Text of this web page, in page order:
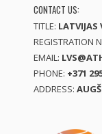
CONTACT US:
TITLE: LATVIJAS
REGISTRATION
EMAIL:
PHONE: +371
ADDRESS: